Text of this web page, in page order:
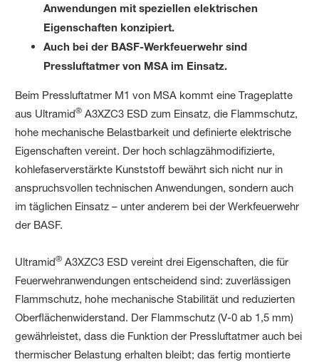
Anwendungen mit speziellen elektrischen
Eigenschaften konzipiert.
Auch bei der BASF-Werkfeuerwehr sind
Pressluftatmer von MSA im Einsatz.
Beim Pressluftatmer M1 von MSA kommt eine Trageplatte
aus Ultramid® A3XZC3 ESD zum Einsatz, die Flammschutz,
hohe mechanische Belastbarkeit und definierte elektrische
Eigenschaften vereint. Der hoch schlagzähmodifizierte,
kohlefaserverstärkte Kunststoff bewährt sich nicht nur in
anspruchsvollen technischen Anwendungen, sondern auch
im täglichen Einsatz – unter anderem bei der Werkfeuerwehr
der BASF.
Ultramid® A3XZC3 ESD vereint drei Eigenschaften, die für
Feuerwehranwendungen entscheidend sind: zuverlässigen
Flammschutz, hohe mechanische Stabilität und reduzierten
Oberflächenwiderstand. Der Flammschutz (V-0 ab 1,5 mm)
gewährleistet, dass die Funktion der Pressluftatmer auch bei
thermischer Belastung erhalten bleibt; das fertig montierte